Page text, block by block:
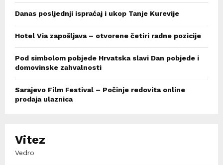
Danas posljednji ispraćaj i ukop Tanje Kurevije
Hotel Via zapošljava – otvorene četiri radne pozicije
Pod simbolom pobjede Hrvatska slavi Dan pobjede i
domovinske zahvalnosti
Sarajevo Film Festival – Počinje redovita online
prodaja ulaznica
Vitez
Vedro